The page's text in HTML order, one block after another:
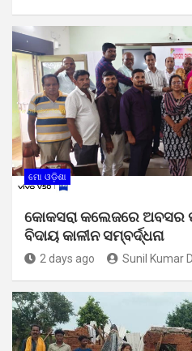
ମୋ ଓଡ଼ିଶା
କୋକସରା କଲେଜରେ ଅବସର
ବିଦାୟ କାଳୀନ ସମ୍ବର୍ଦ୍ଧନା
2 days ago Sunil Kumar